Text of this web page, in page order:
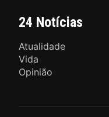
24 Notícias
Atualidade
Vida
Opinião